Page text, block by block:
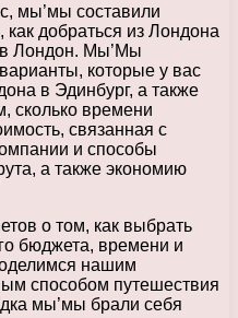
мы’мы составили
добраться из Лондона
в Лондон. Мы’Мы
которые у вас
в Эдинбург, а также
сколько времени
связанная с
и способы
а также экономию
о том, как выбрать
бюджета, времени и
нашим
способом путешествия
мы’мы брали себя